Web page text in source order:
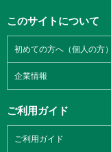
このサイトについて
初めての方へ（個人の方）
企業情報
ご利用ガイド
ご利用ガイド